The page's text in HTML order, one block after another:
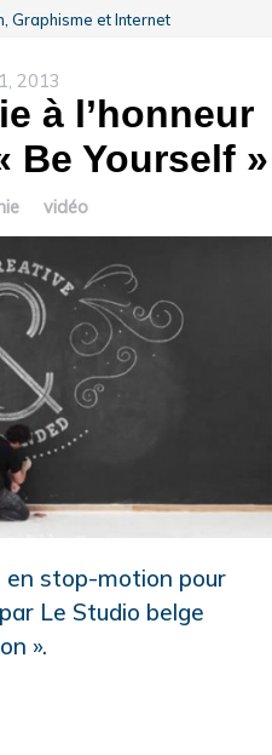
Graphisme et Internet
2013
à l’honneur
Be Yourself »
vidéo
en stop-motion pour
Le Studio belge
».